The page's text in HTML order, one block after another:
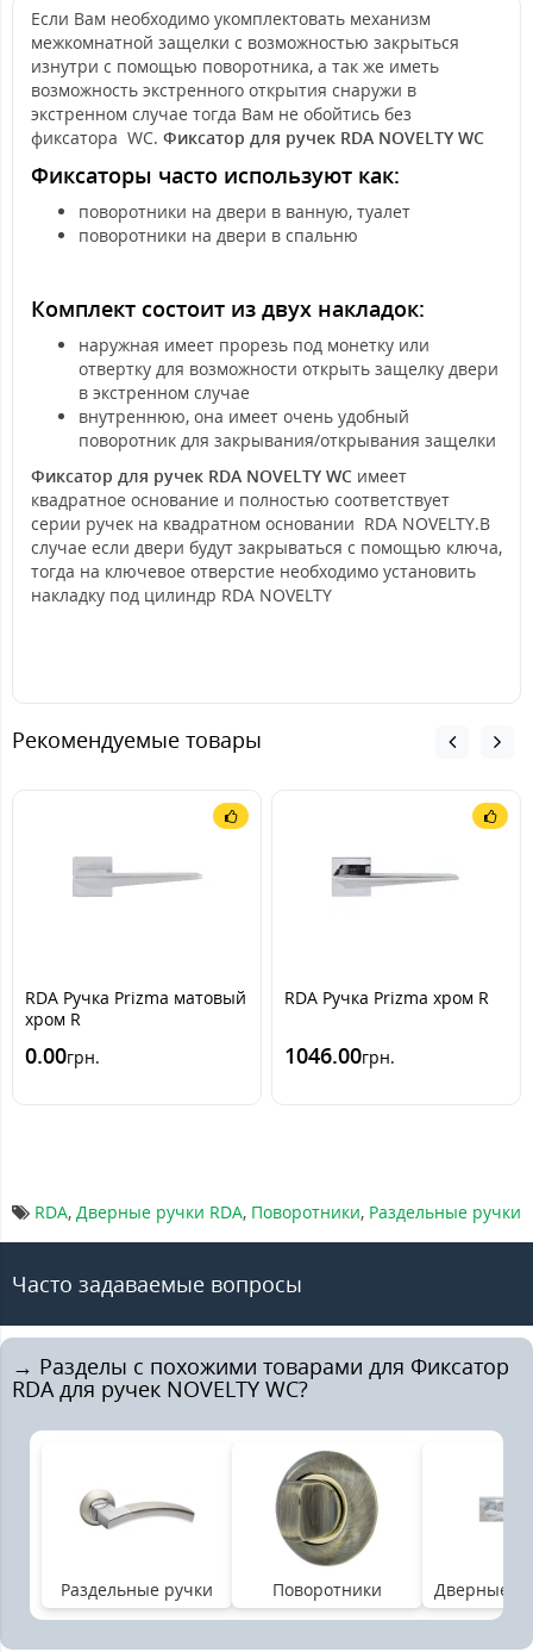
Если Вам необходимо укомплектовать механизм
межкомнатной защелки с возможностью закрыться
изнутри с помощью поворотника, а так же иметь
возможность экстренного открытия снаружи в
экстренном случае тогда Вам не обойтись без
фиксатора WC. Фиксатор для ручек RDA NOVELTY WC
Фиксаторы часто используют как:
поворотники на двери в ванную, туалет
поворотники на двери в спальню
Комплект состоит из двух накладок:
наружная имеет прорезь под монетку или
отвертку для возможности открыть защелку двери
в экстренном случае
внутреннюю, она имеет очень удобный
поворотник для закрывания/открывания защелки
Фиксатор для ручек RDA NOVELTY WC имеет
квадратное основание и полностью соответствует
серии ручек на квадратном основании RDA NOVELTY.В
случае если двери будут закрываться с помощью ключа,
тогда на ключевое отверстие необходимо установить
накладку под цилиндр RDA NOVELTY
Рекомендуемые товары
RDA Ручка Prizma матовый
хром R
0.00грн.
RDA Ручка Prizma хром R
1046.00грн.
RDA, Дверные ручки RDA, Поворотники, Раздельные ручки
Часто задаваемые вопросы
→ Разделы с похожими товарами для Фиксатор
RDA для ручек NOVELTY WC?
Раздельные ручки Поворотники Дверные